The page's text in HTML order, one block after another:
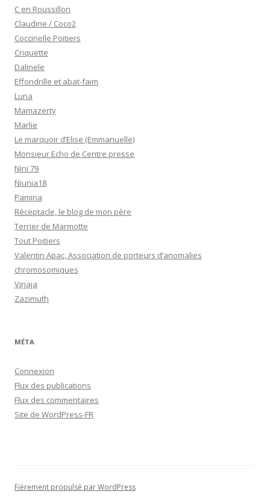
C en Roussillon
Claudine / Coco2
Coccinelle Poitiers
Criquette
Dalinele
Effondrille et abat-faim
Luna
Mamazerty
Marlie
Le marquoir d’Elise (Emmanuelle)
Monsieur Echo de Centre presse
Nini 79
Niunia18
Pamina
Réceptacle, le blog de mon père
Terrier de Marmotte
Tout Poitiers
Valentin Apac, Association de porteurs d’anomalies
chromosomiques
Virjaja
Zazimuth
MÉTA
Connexion
Flux des publications
Flux des commentaires
Site de WordPress-FR
Fièrement propulsé par WordPress